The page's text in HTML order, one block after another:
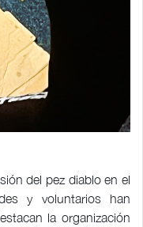
del pez diablo en el
y voluntarios han
la organización